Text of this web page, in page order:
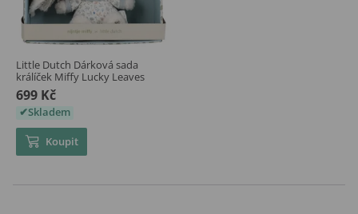
Little Dutch Dárková sada
králíček Miffy Lucky Leaves
699 Kč
Skladem
Koupit